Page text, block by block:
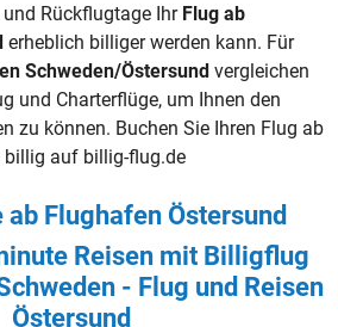
Rückflugtage Ihr Flug ab
erheblich billiger werden kann. Für
Schweden/Östersund vergleichen
und Charterflüge, um Ihnen den
zu können. Buchen Sie Ihren Flug ab
auf billig-flug.de
Flughafen Östersund
Reisen mit Billigflug
- Flug und Reisen
Östersund